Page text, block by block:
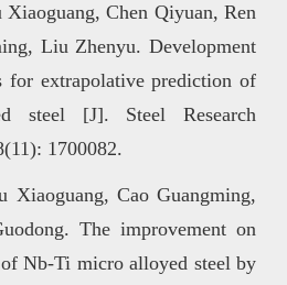
Chen Qiyuan, Ren
Liu Zhenyu. Development
for extrapolative prediction of
steel [J]. Steel Research
1700082.
Xiaoguang, Cao Guangming,
The improvement on
Nb-Ti micro alloyed steel by